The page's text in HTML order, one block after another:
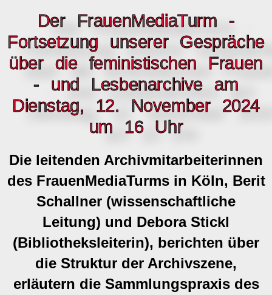
Der FrauenMediaTurm -
Fortsetzung unserer Gespräche
über die feministischen Frauen
- und Lesbenarchive am
Dienstag, 12. November 2024
um 16 Uhr
Die leitenden Archivmitarbeiterinnen
des FrauenMediaTurms in Köln, Berit
Schallner (wissenschaftliche
Leitung) und Debora Stickl
(Bibliotheksleiterin), berichten über
die Struktur der Archivszene,
erläutern die Sammlungspraxis des